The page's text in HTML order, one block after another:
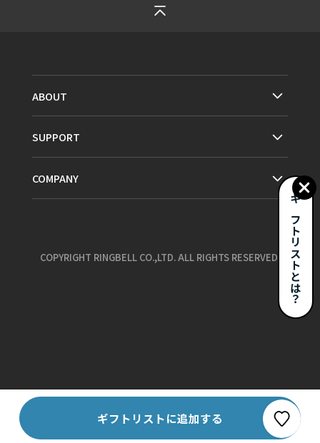
お気に入り
ギフトリストに追加する
ギフトリストとは？
ABOUT
SUPPORT
COMPANY
COPYRIGHT RINGBELL CO.,LTD. ALL RIGHTS RESERVED.